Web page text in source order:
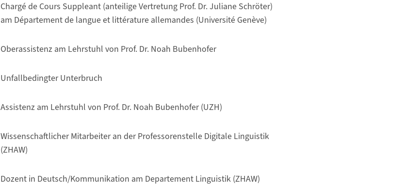
Chargé de Cours Suppleant (anteilige Vertretung Prof. Dr. Juliane Schröter)
am Département de langue et littérature allemandes (Université Genève)
Oberassistenz am Lehrstuhl von Prof. Dr. Noah Bubenhofer
Unfallbedingter Unterbruch
Assistenz am Lehrstuhl von Prof. Dr. Noah Bubenhofer (UZH)
Wissenschaftlicher Mitarbeiter an der Professorenstelle Digitale Linguistik
(ZHAW)
Dozent in Deutsch/Kommunikation am Departement Linguistik (ZHAW)